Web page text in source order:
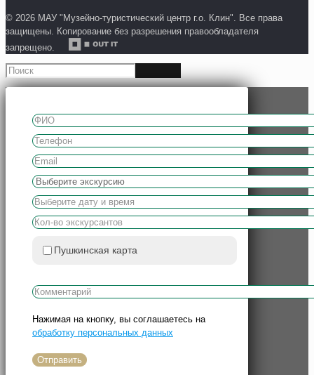
© 2026 МАУ "Музейно-туристический центр г.о. Клин". Все права
защищены. Копирование без разрешения правообладателя
запрещено.
Пушкинская карта
Нажимая на кнопку, вы соглашаетесь на
обработку персональных данных